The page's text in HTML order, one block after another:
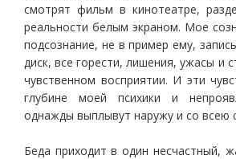
смотрят фильм в кинотеатре,
реальности белым экраном. Мое
подсознание, не в пример ему,
диск, все горести, лишения, ужасы и
чувственном восприятии. И эти
глубине моей психики и
однажды выплывут наружу и со всею
Беда приходит в один несчастный,